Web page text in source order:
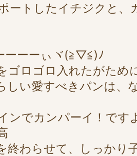
ートしたイチジクと、
ーーーぃヾ(≧▽≦)ﾉ
ゴロゴロ入れたがため
い愛すべきパンは、
ンでカンパーイ！です
終わらせて、しっかり